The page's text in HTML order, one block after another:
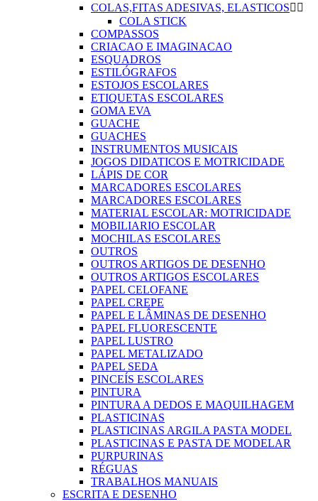
COLAS,FITAS ADESIVAS, ELASTICOS 
COLA STICK
COMPASSOS
CRIACAO E IMAGINACAO
ESQUADROS
ESTILÓGRAFOS
ESTOJOS ESCOLARES
ETIQUETAS ESCOLARES
GOMA EVA
GUACHE
GUACHES
INSTRUMENTOS MUSICAIS
JOGOS DIDATICOS E MOTRICIDADE
LÁPIS DE COR
MARCADORES ESCOLARES
MARCADORES ESCOLARES
MATERIAL ESCOLAR: MOTRICIDADE
MOBILIARIO ESCOLAR
MOCHILAS ESCOLARES
OUTROS
OUTROS ARTIGOS DE DESENHO
OUTROS ARTIGOS ESCOLARES
PAPEL CELOFANE
PAPEL CREPE
PAPEL E LÂMINAS DE DESENHO
PAPEL FLUORESCENTE
PAPEL LUSTRO
PAPEL METALIZADO
PAPEL SEDA
PINCEÍS ESCOLARES
PINTURA
PINTURA A DEDOS E MAQUILHAGEM
PLASTICINAS
PLASTICINAS ARGILA PASTA MODEL
PLASTICINAS E PASTA DE MODELAR
PURPURINAS
RÉGUAS
TRABALHOS MANUAIS
ESCRITA E DESENHO